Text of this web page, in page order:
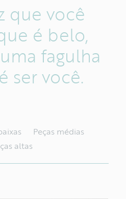
que você
é belo,
uma fagulha
é servocê.
Peças médias
altas